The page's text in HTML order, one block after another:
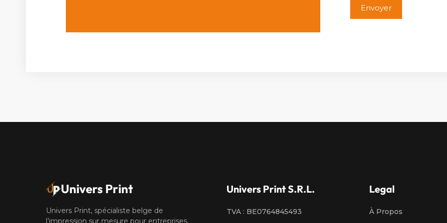
Univers Print
Univers Print, spécialiste belge de
l’impression sur mesure pour entreprises,
Univers Print S.R.L.
TVA : BE0764845493
Legal
À Propos